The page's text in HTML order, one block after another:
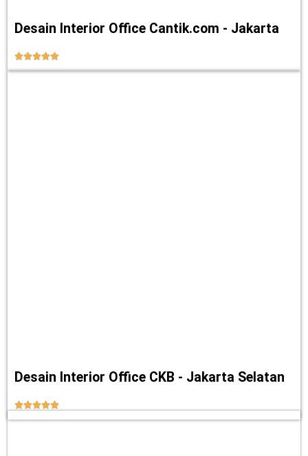
Desain Interior Office Cantik.com - Jakarta

Desain Interior Office CKB - Jakarta Selatan
